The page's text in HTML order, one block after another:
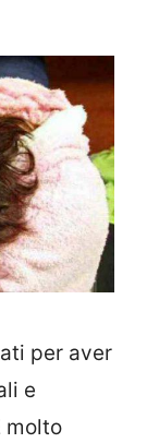
per aver
e
molto